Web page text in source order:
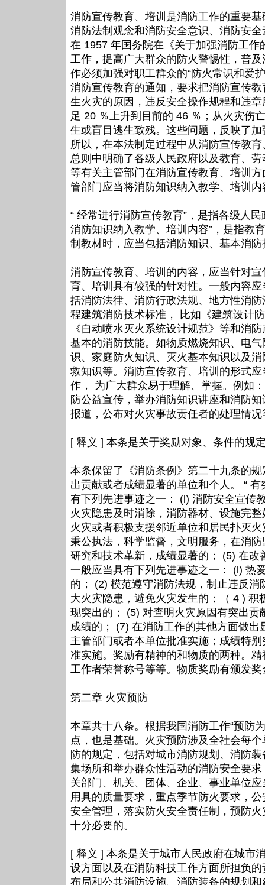
消防宣传教育、培训是消防工作的重要
消防法制观念和消防安全意识、消防安
在 1957 年国务院在《关于加强消防工
工作，提高广大群众的防火警惕性，普
作必须加强对职工群众的“防火常识和爱
消防宣传教育的通知，要求把消防宣传
生火灾的原因，违反安全操作规程和违
足 20 ％上升到目前的 46 ％；从火灾伤
生或盲目逃生致残。这些问题，反映了
所以，在本法制定过程中从消防宣传教
总则中明确了各级人民政府以及教育、
等有关主管部门在消防宣传教育、培训
管部门应当将消防知识纳入教学、培训
“ 经常进行消防宣传教育”，是指各级人
消防知识纳入教学、培训内容”，是指教
制教材时，应当包括消防知识、基本消
消防宣传教育、培训的内容，应当针对
育、培训具有较强的针对性。一般内容
括消防法律、消防行政法规、地方性消
程建筑消防技术标准， 比如《建筑设计
《自动喷水灭火系统设计规范》等和消
基本的消防技能。如物质燃烧知识、电
识、家庭防火知识、灭火基本知识以及
救知识等。消防宣传教育、培训的形式
作， 为广大群众易于理解、掌握。例如
防公益宣传，举办消防知识讲座和消防
报道，公布对火灾事故责任者的处理情
[ 释义 ] 本条是关于奖励对象、条件的规
本条保留了《消防条例》第二十九条的
出贡献或者成绩显著的单位和个人。 “
有下列先进事迹之一： (l) 消防安全宣传
火灾隐患及时消除，消防器材、设施完
火灾或者积极支援邻近单位和居民扑灭
秉公执法，科学监督，文明服务，在消
研究和技术革新，成绩显著的； (5) 在
一般应当具有下列先进事迹之一： (l) 热
的； (2) 模范遵守消防法规，制止违反
大火灾隐患，避免火灾发生的；（ 4 )
现突出的； (5) 对查明火灾原因有突出
成绩的； (7) 在消防工作的其他方面做
主管部门或者本单位批准实施；成绩特
准实施。奖励有精神的和物质的两种。
工作者荣誉称号等等。物质奖励有颁发
第二章 火灾预防
本章共十八条。根据我国消防工作“预防
点，也是基础。火灾预防涉及全社会每
防的规定，包括对城市消防规划、消防
集场所和举办群众性活动的消防安全要
关部门、机关、团体、企业、事业单位
用具的质量要求，重点季节防火要求，
安全管理，落实防火安全责任制，预防
十分必要的。
[ 释义 ] 本条是关于城市人民政府在城市
设方面以及在消防科技工作方面所担负
布局和公共消防设施、消防装备的规划